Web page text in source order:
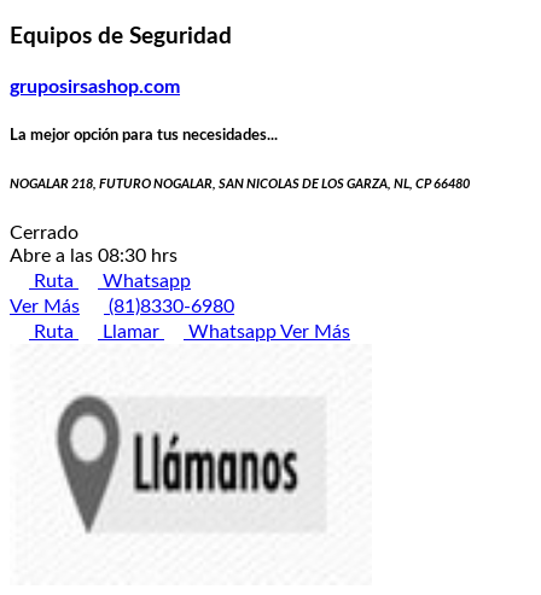
Equipos de Seguridad
gruposirsashop.com
La mejor opción para tus necesidades...
NOGALAR 218, FUTURO NOGALAR, SAN NICOLAS DE LOS GARZA, NL, CP 66480
Cerrado
Abre a las 08:30 hrs
Ruta
Whatsapp
Ver Más
(81)8330-6980
Ruta
Llamar WhatsappVer Más